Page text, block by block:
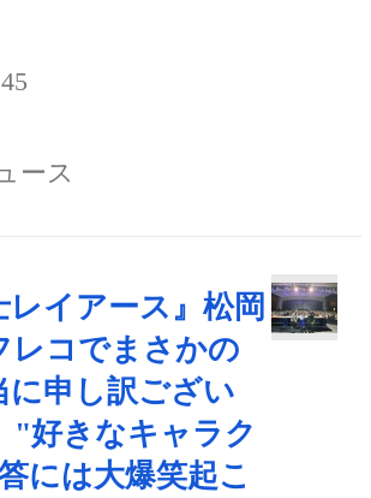
ース
レイアース』松岡
レコでまさかの
に申し訳ござい
好きなキャラク
には大爆笑起こ